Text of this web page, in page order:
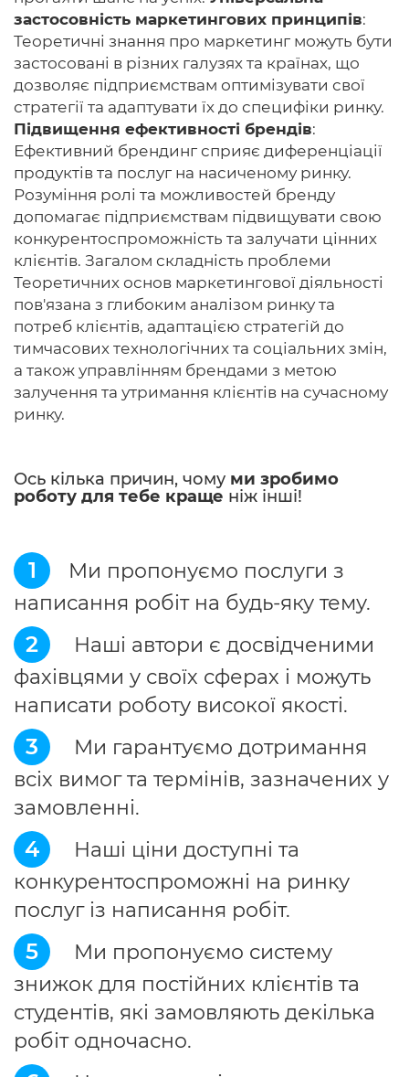
застосовність маркетингових принципів:
Теоретичні знання про маркетинг можуть бути
застосовані в різних галузях та країнах, що
дозволяє підприємствам оптимізувати свої
стратегії та адаптувати їх до специфіки ринку.
Підвищення ефективності брендів:
Ефективний брендинг сприяє диференціації
продуктів та послуг на насиченому ринку.
Розуміння ролі та можливостей бренду
допомагає підприємствам підвищувати свою
конкурентоспроможність та залучати цінних
клієнтів. Загалом складність проблеми
Теоретичних основ маркетингової діяльності
пов'язана з глибоким аналізом ринку та
потреб клієнтів, адаптацією стратегій до
тимчасових технологічних та соціальних змін,
а також управлінням брендами з метою
залучення та утримання клієнтів на сучасному
ринку.
Ось кілька причин, чому ми зробимо
роботу для тебе краще ніж інші!
1
Ми пропонуємо послуги з
написання робіт на будь-яку тему.
2
Наші автори є досвідченими
фахівцями у своїх сферах і можуть
написати роботу високої якості.
3
Ми гарантуємо дотримання
всіх вимог та термінів, зазначених у
замовленні.
4
Наші ціни доступні та
конкурентоспроможні на ринку
послуг із написання робіт.
5
Ми пропонуємо систему
знижок для постійних клієнтів та
студентів, які замовляють декілька
робіт одночасно.